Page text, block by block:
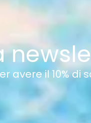
avere il 10% di